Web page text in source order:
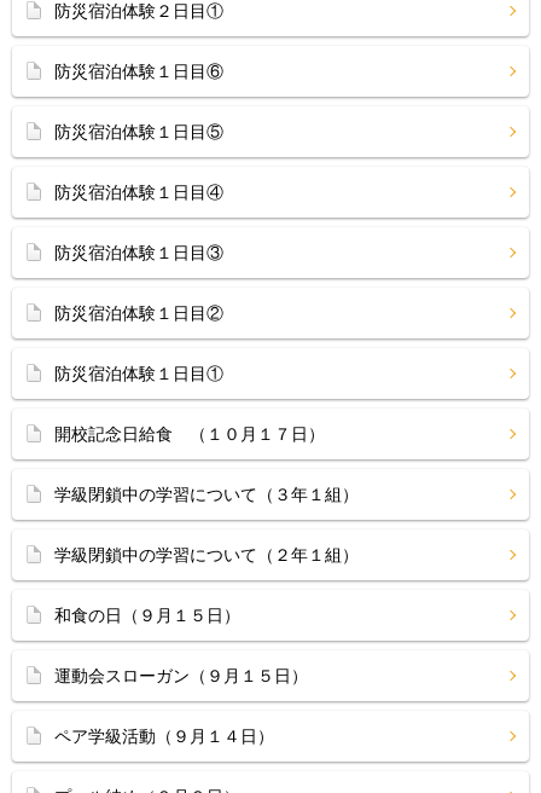
防災宿泊体験２日目①
防災宿泊体験１日目⑥
防災宿泊体験１日目⑤
防災宿泊体験１日目④
防災宿泊体験１日目③
防災宿泊体験１日目②
防災宿泊体験１日目①
開校記念日給食 （１０月１７日）
学級閉鎖中の学習について（３年１組）
学級閉鎖中の学習について（２年１組）
和食の日（９月１５日）
運動会スローガン（９月１５日）
ペア学級活動（９月１４日）